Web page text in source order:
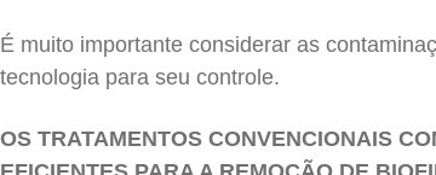
É muito importante considerar as
tecnologia para seu controle.
OS TRATAMENTOS CONVENCIONAIS